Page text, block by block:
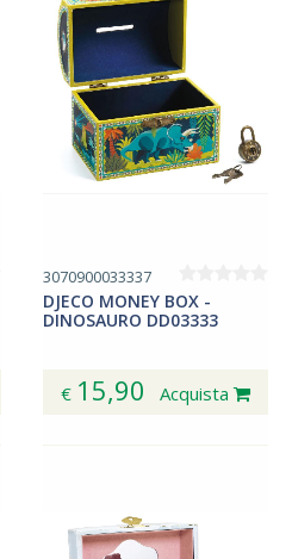
3070900033337
DJECO MONEY BOX -
DINOSAURO DD03333
€ 15,90 Acquista